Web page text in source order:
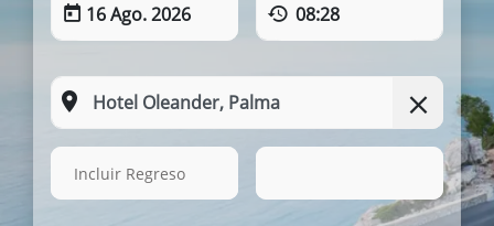
16 Ago. 2026 08:28
16 Ago. 2026
Incluir Regreso